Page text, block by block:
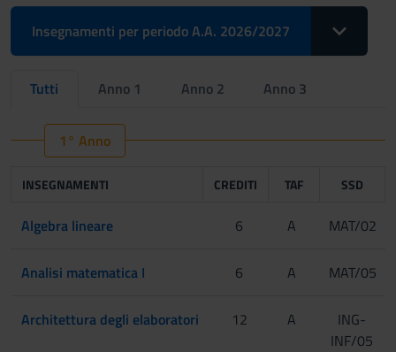
Insegnamenti per periodo A.A. 2026/2027
Toggle
Tutti Anno 1 Anno 2 Anno 3
1° Anno
INSEGNAMENTI CREDITI TAF SSD
Algebra lineare 6 A MAT/02
Analisi matematica I 6 A MAT/05
Architettura degli elaboratori 12 A
ING-
INF/05